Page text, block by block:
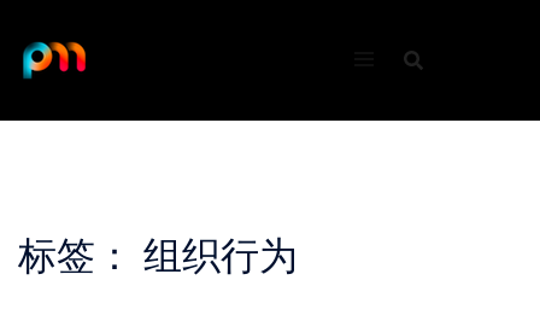
content
标签： 组织行为